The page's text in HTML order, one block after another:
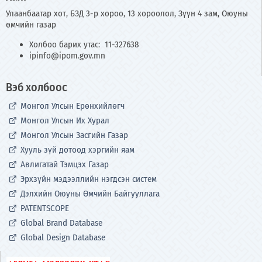
Улаанбаатар хот, БЗД 3-р хороо, 13 хороолол, Зүүн 4 зам, Оюуны
өмчийн газар
Холбоо барих утас: 11-327638
ipinfo@ipom.gov.mn
Вэб холбоос
Монгол Улсын Ерөнхийлөгч
Монгол Улсын Их Хурал
Монгол Улсын Засгийн Газар
Хууль зүй дотоод хэргийн яам
Авлигатай Тэмцэх Газар
Эрхзүйн мэдээллийн нэгдсэн систем
Дэлхийн Оюуны Өмчийн Байгууллага
PATENTSCOPE
Global Brand Database
Global Design Database